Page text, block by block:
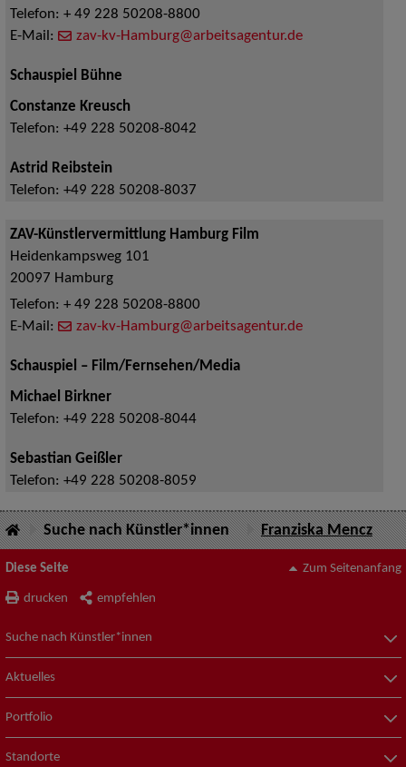
Telefon: + 49 228 50208-8800
E-Mail:
zav-kv-Hamburg@arbeitsagentur.de
Schauspiel Bühne
Constanze Kreusch
Telefon: +49 228 50208-8042
Astrid Reibstein
Telefon: +49 228 50208-8037
ZAV-Künstlervermittlung Hamburg Film
Heidenkampsweg 101
20097 Hamburg
Telefon: + 49 228 50208-8800
E-Mail:
zav-kv-Hamburg@arbeitsagentur.de
Schauspiel – Film/Fernsehen/Media
Michael Birkner
Telefon: +49 228 50208-8044
Sebastian Geißler
Telefon: +49 228 50208-8059
Suche nach Künstler*innen Franziska Mencz
Diese Seite
drucken empfehlen
Zum Seitenanfang
Suche nach Künstler*innen
Aktuelles
Portfolio
Standorte